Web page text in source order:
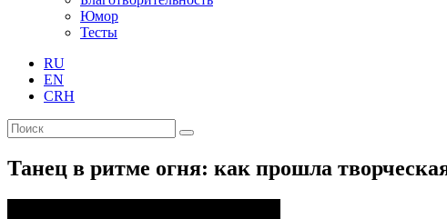
Юмор
Тесты
RU
EN
CRH
Танец в ритме огня: как прошла